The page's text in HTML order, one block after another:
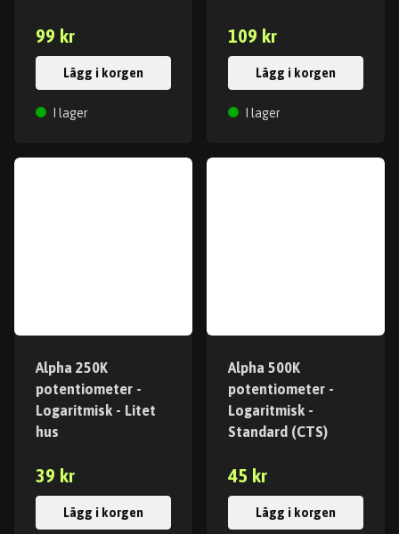
99 kr
Lägg i korgen
I lager
109 kr
Lägg i korgen
I lager
Alpha 250K
potentiometer -
Logaritmisk - Litet
hus
39 kr
Lägg i korgen
Alpha 500K
potentiometer -
Logaritmisk -
Standard (CTS)
45 kr
Lägg i korgen